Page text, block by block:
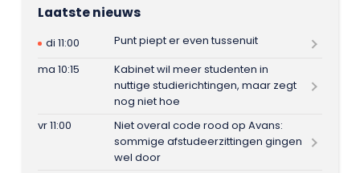
Laatste nieuws
di 11:00
Punt piept er even tussenuit
ma 10:15
Kabinet wil meer studenten in
nuttige studierichtingen, maar zegt
nog niet hoe
vr 11:00
Niet overal code rood op Avans:
sommige afstudeerzittingen gingen
wel door